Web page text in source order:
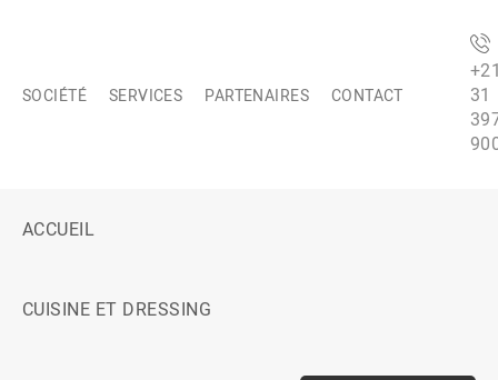
SOCIÉTÉ SERVICES PARTENAIRES CONTACT
31
ACCUEIL
CUISINE ET DRESSING